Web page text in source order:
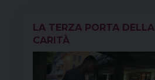
t
LA TERZA PORTA DELLA
CARITÀ